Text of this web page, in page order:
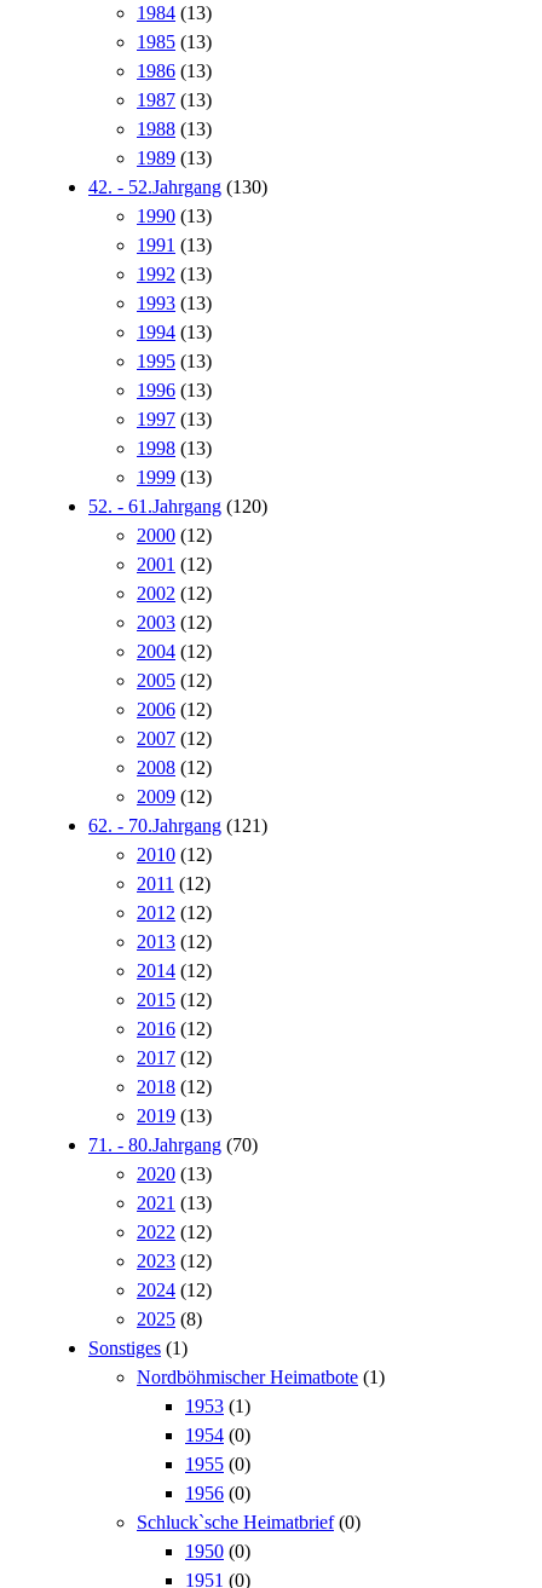
1984 (13)
1985 (13)
1986 (13)
1987 (13)
1988 (13)
1989 (13)
42. - 52.Jahrgang (130)
1990 (13)
1991 (13)
1992 (13)
1993 (13)
1994 (13)
1995 (13)
1996 (13)
1997 (13)
1998 (13)
1999 (13)
52. - 61.Jahrgang (120)
2000 (12)
2001 (12)
2002 (12)
2003 (12)
2004 (12)
2005 (12)
2006 (12)
2007 (12)
2008 (12)
2009 (12)
62. - 70.Jahrgang (121)
2010 (12)
2011 (12)
2012 (12)
2013 (12)
2014 (12)
2015 (12)
2016 (12)
2017 (12)
2018 (12)
2019 (13)
71. - 80.Jahrgang (70)
2020 (13)
2021 (13)
2022 (12)
2023 (12)
2024 (12)
2025 (8)
Sonstiges (1)
Nordböhmischer Heimatbote (1)
1953 (1)
1954 (0)
1955 (0)
1956 (0)
Schluck`sche Heimatbrief (0)
1950 (0)
1951 (0)